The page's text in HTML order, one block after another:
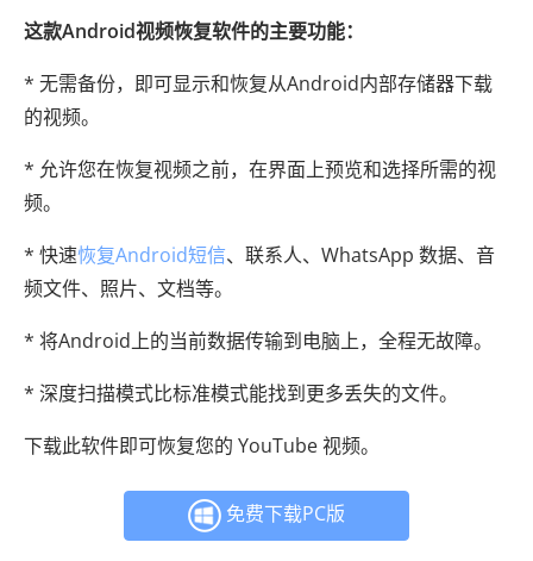
这款Android视频恢复软件的主要功能：
* 无需备份，即可显示和恢复从Android内部存储器下载
的视频。
* 允许您在恢复视频之前，在界面上预览和选择所需的视
频。
* 快速恢复Android短信、联系人、WhatsApp 数据、音
频文件、照片、文档等。
* 将Android上的当前数据传输到电脑上，全程无故障。
* 深度扫描模式比标准模式能找到更多丢失的文件。
下载此软件即可恢复您的 YouTube 视频。
免费下载PC版